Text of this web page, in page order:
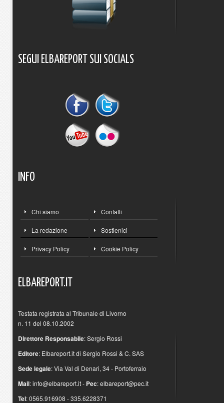
SEGUI ELBAREPORT SUI SOCIALS
INFO
Chi siamo Contatti
La redazione Sostienici
Privacy Policy Cookie Policy
ELBAREPORT.IT
Testata registrata al Tribunale di Livorno
n. 11 del 08.10.2002
Direttore Responsabile: Sergio Rossi
Editore: Elbareport.it di Sergio Rossi & C. SAS
Sede legale: Via Val di Denari, 34 - Portoferraio
Mail:info@elbareport.it- Pec:elbareport@pec.it
Tel: 0565.916908 - 335.6228371